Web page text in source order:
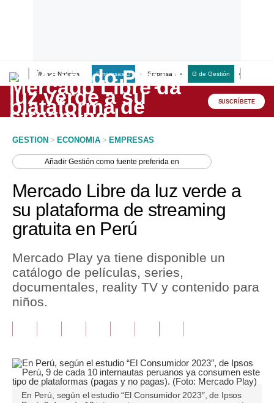
Últimas Noticias Empresas G Empresas G de Gestión
Lo último
Peru Quiosco
Economía
Mercados
Política
Tu Dinero
Finanzas Personales
Plus G
Opinión
SUSCRÍBETE
GESTION > ECONOMIA > EMPRESAS
AñadirGestión como fuente preferida en
Mercado Libre da luz verde a
su plataforma de streaming
gratuita en Perú
Mercado Play ya tiene disponible un
catálogo de películas, series,
documentales, reality TV y contenido para
niños.
En Perú, según el estudio “El Consumidor 2023″, de Ipsos